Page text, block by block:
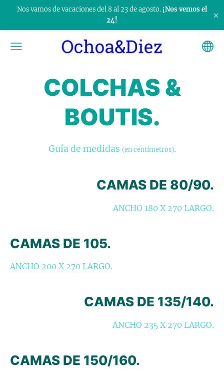
Nos vamos de vacaciones del 8 al 23 de agosto. ¡Nos vemos el
24!
×
COLCHAS &
BOUTIS.
Guía de medidas (en centímetros).
CAMAS DE 80/90.
ANCHO 180 X 270 LARGO.
CAMAS DE 105.
ANCHO 200 X 270 LARGO.
CAMAS DE 135/140.
ANCHO 235 X 270 LARGO.
CAMAS DE 150/160.